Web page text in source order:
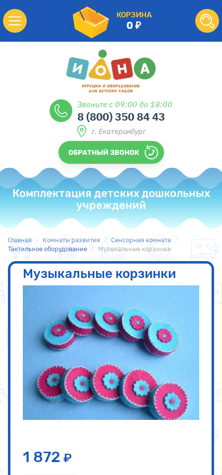
КОРЗИНА
0
Звоните с 09:00 до 18:00
8 (800) 350 84 43
г. Екатеринбург
ОБРАТНЫЙ ЗВОНОК
Комплектация детских дошкольных
учреждений
Главная Комнаты развития
Сенсорная комната
Тактильное оборудование
Музыкальные корзинки
Музыкальные корзинки
1 872